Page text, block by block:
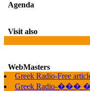
Agenda
Visit also
WebMasters
Greek Radio-Free
Greek Radio-